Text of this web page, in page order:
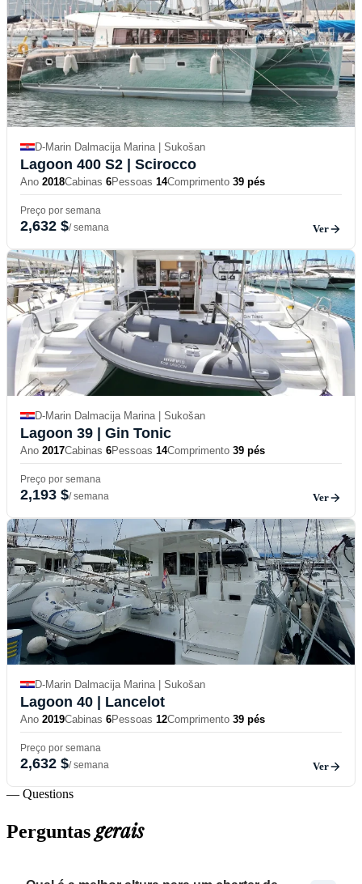
D-Marin Dalmacija Marina | Sukošan
Lagoon 400 S2 | Scirocco
Ano 2018Cabinas 6Pessoas 14Comprimento 39 pés
Preço por semana
2,632 $/ semana Ver
D-Marin Dalmacija Marina | Sukošan
Lagoon 39 | Gin Tonic
Ano 2017Cabinas 6Pessoas 14Comprimento 39 pés
Preço por semana
2,193 $/ semana Ver
D-Marin Dalmacija Marina | Sukošan
Lagoon 40 | Lancelot
Ano 2019Cabinas 6Pessoas 12Comprimento 39 pés
Preço por semana
2,632 $/ semana Ver
— Questions
Perguntasgerais